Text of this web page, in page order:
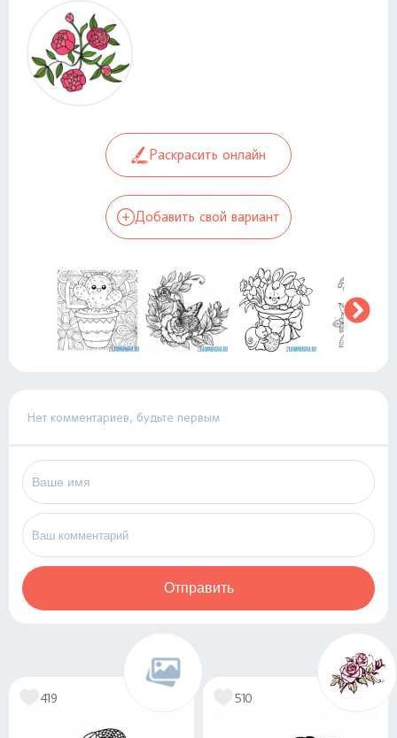
Раскрасить онлайн
Добавить свой вариант
Нет комментариев, будьте первым
Отправить
419 510